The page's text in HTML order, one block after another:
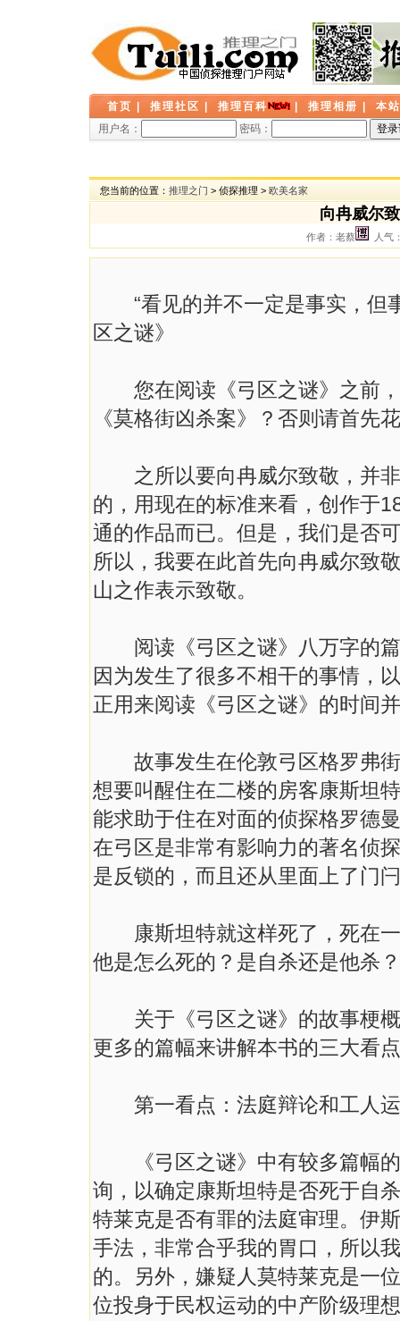
首页 推理社区 推理百科 推理相册
本
用户名：
密码：
您当前的位置： 推理之门 > 侦探推理 > 欧美名家
向冉威尔
作者：老蔡 人气
“看见的并不一定是事实，但
区之谜》
您在阅读《弓区之谜》之前，
《莫格街凶杀案》？否则请首
之所以要向冉威尔致敬，并非
的，用现在的标准来看，创作于
通的作品而已。但是，我们是否
所以，我要在此首先向冉威尔致
山之作表示致敬。
阅读《弓区之谜》八万字的篇
因为发生了很多不相干的事情，
正用来阅读《弓区之谜》的时间
故事发生在伦敦弓区格罗弗街
想要叫醒住在二楼的房客康斯坦
能求助于住在对面的侦探格罗德
在弓区是非常有影响力的著名侦
是反锁的，而且还从里面上了
康斯坦特就这样死了，死在一
他是怎么死的？是自杀还是他杀
关于《弓区之谜》的故事梗概
更多的篇幅来讲解本书的三大看
第一看点：法庭辩论和工人
《弓区之谜》中有较多篇幅的
询，以确定康斯坦特是否死于自
特莱克是否有罪的法庭审理。伊
手法，非常合乎我的胃口，所以
的。另外，嫌疑人莫特莱克是一
位投身于民权运动的中产阶级理